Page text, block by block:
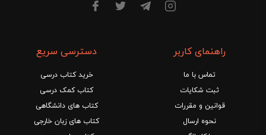
راهنمای کاربر
تماس با ما
ثبت شکایات
قوانین و مقررات
نحوه ارسال
دسترسی سریع
خرید کتاب درسی
کتاب کمک درسی
کتاب های دانشگاهی
کتاب های زبان خارجی